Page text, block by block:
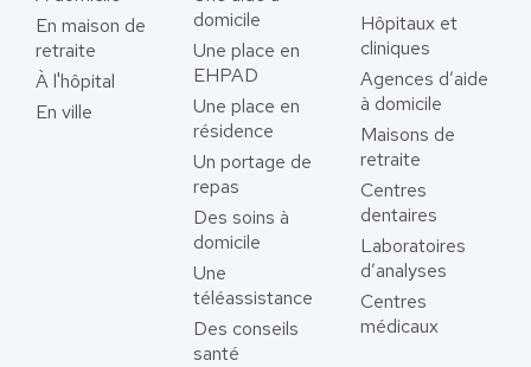
En maison de
retraite
À l'hôpital
En ville
domicile
Une place en
EHPAD
Une place en
résidence
Un portage de
repas
Des soins à
domicile
Une
téléassistance
Des conseils
santé
Hôpitaux et
cliniques
Agences d’aide
à domicile
Maisons de
retraite
Centres
dentaires
Laboratoires
d’analyses
Centres
médicaux